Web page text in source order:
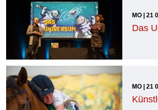
MO | 21
Das
MO | 21